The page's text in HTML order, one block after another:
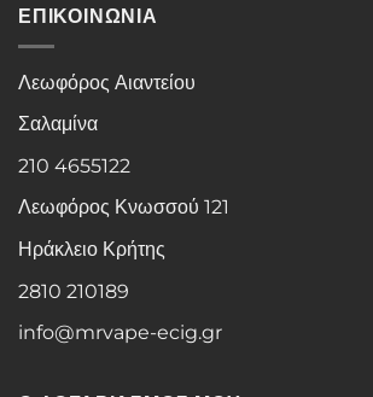
ΕΠΙΚΟΙΝΩΝΙΑ
Λεωφόρος Αιαντείου
Σαλαμίνα
210 4655122
Λεωφόρος Κνωσσού 121
Ηράκλειο Κρήτης
2810 210189
info@mrvape-ecig.gr